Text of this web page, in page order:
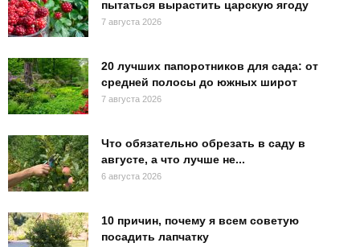
пытаться вырастить царскую ягоду
7 августа 2026
20 лучших папоротников для сада: от
средней полосы до южных широт
7 августа 2026
Что обязательно обрезать в саду в
августе, а что лучше не...
6 августа 2026
10 причин, почему я всем советую
посадить лапчатку